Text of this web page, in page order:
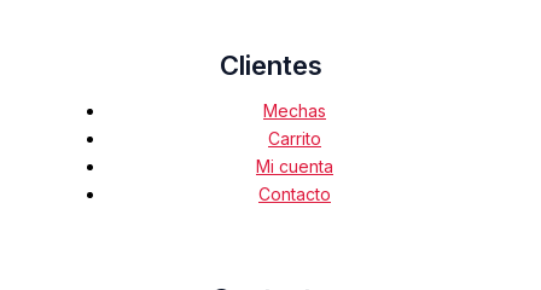
Clientes
Mechas
Carrito
Mi cuenta
Contacto